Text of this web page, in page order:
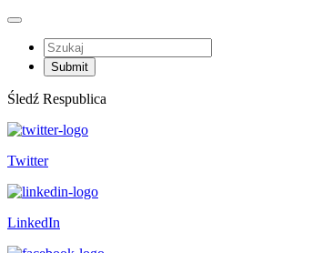
Śledź Respublica
Twitter
LinkedIn